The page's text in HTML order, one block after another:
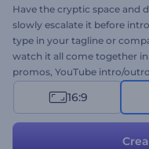
Have the cryptic space and
slowly escalate it before
type in your tagline or
watch it all come together
promos, YouTube intro/
16:9